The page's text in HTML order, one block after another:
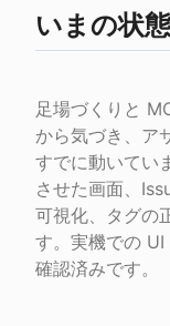
いまの状態
足場づくりと
から気づき、ア
すでに動いてい
させた画面、
可視化、タグの
す。実機での
確認済みです。